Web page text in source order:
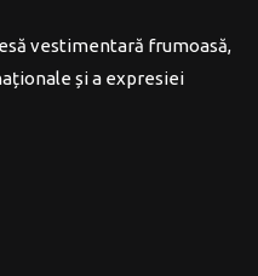
vestimentară frumoasă,
și a expresiei